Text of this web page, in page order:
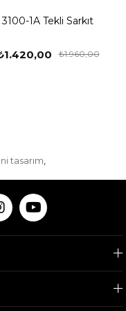
3100-1A Tekli Sarkıt
₺1.960,00
tasarım,